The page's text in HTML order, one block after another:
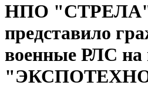
НПО
представило
военные РЛС на